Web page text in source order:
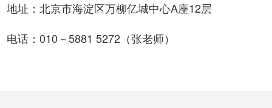
地址：北京市海淀区万柳亿城中心A座12层
电话：010－5881 5272（张老师）